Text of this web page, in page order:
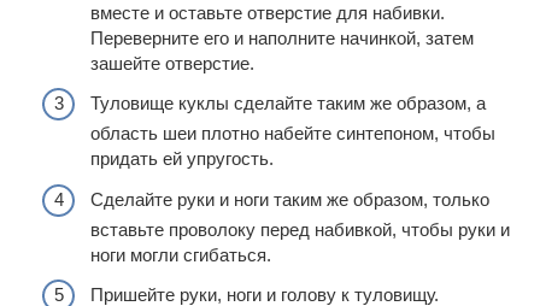
вместе и оставьте отверстие для набивки.
Переверните его и наполните начинкой, затем
зашейте отверстие.
Туловище куклы сделайте таким же образом, а
область шеи плотно набейте синтепоном, чтобы
придать ей упругость.
Сделайте руки и ноги таким же образом, только
вставьте проволоку перед набивкой, чтобы руки и
ноги могли сгибаться.
Пришейте руки, ноги и голову к туловищу.